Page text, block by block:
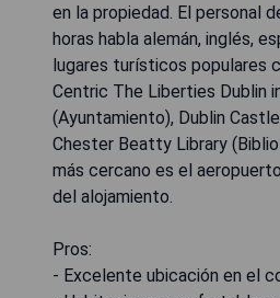
en la propiedad. El personal
horas habla alemán, inglés,
lugares turísticos populares
Centric The Liberties Dublin
(Ayuntamiento), Dublin
Chester Beatty Library
más cercano es el
del alojamiento.
Pros:
- Excelente ubicación en el